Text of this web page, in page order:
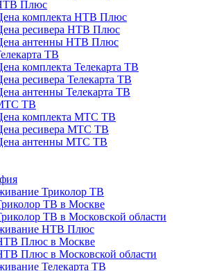
Плюс
комплекта НТВ Плюс
ресивера НТВ Плюс
антенны НТВ Плюс
ТВ
комплекта Телекарта ТВ
ресивера Телекарта ТВ
антенны Телекарта ТВ
ТВ
комплекта МТС ТВ
ресивера МТС ТВ
антенны МТС ТВ
Триколор ТВ
ТВ в Москве
ТВ в Московской области
НТВ Плюс
Плюс в Москве
Плюс в Московской области
Телекарта ТВ